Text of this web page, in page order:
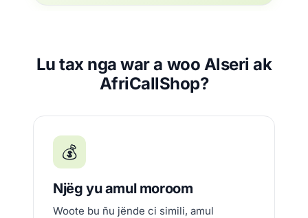
Lu tax nga war a woo Alseri ak
AfriCallShop?
💰
Njëg yu amul moroom
Woote bu ñu jënde ci simili, amul